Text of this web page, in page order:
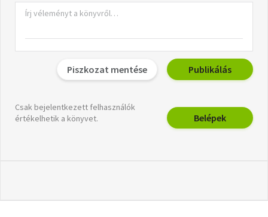
Piszkozat mentése Publikálás
Csak bejelentkezett felhasználók
értékelhetik a könyvet.
Belépek